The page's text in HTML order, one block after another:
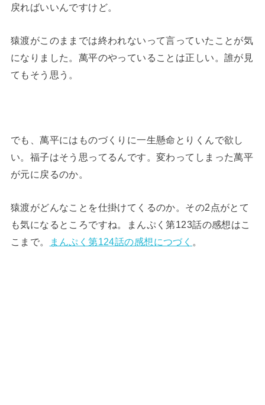
戻ればいいんですけど。
猿渡がこのままでは終われないって言っていたことが気
になりました。萬平のやっていることは正しい。誰が見
てもそう思う。
でも、萬平にはものづくりに一生懸命とりくんで欲し
い。福子はそう思ってるんです。変わってしまった萬平
が元に戻るのか。
猿渡がどんなことを仕掛けてくるのか。その2点がとて
も気になるところですね。まんぷく第123話の感想はこ
こまで。
まんぷく第124話の感想につづく 。